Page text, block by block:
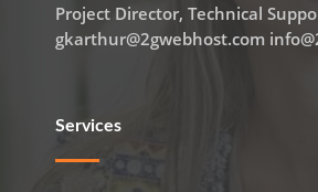
Project Director, Technical
gkarthur@2gwebhost.com
Services